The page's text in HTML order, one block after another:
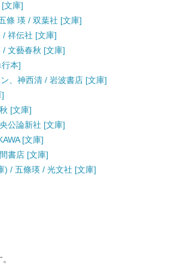
文庫]
條 瑛 / 双葉社 [文庫]
/ 祥伝社 [文庫]
文藝春秋 [文庫]
本]
、神西清 / 岩波書店 [文庫]
[文庫]
公論新社 [文庫]
[文庫]
書店 [文庫]
) / 五條瑛 / 光文社 [文庫]